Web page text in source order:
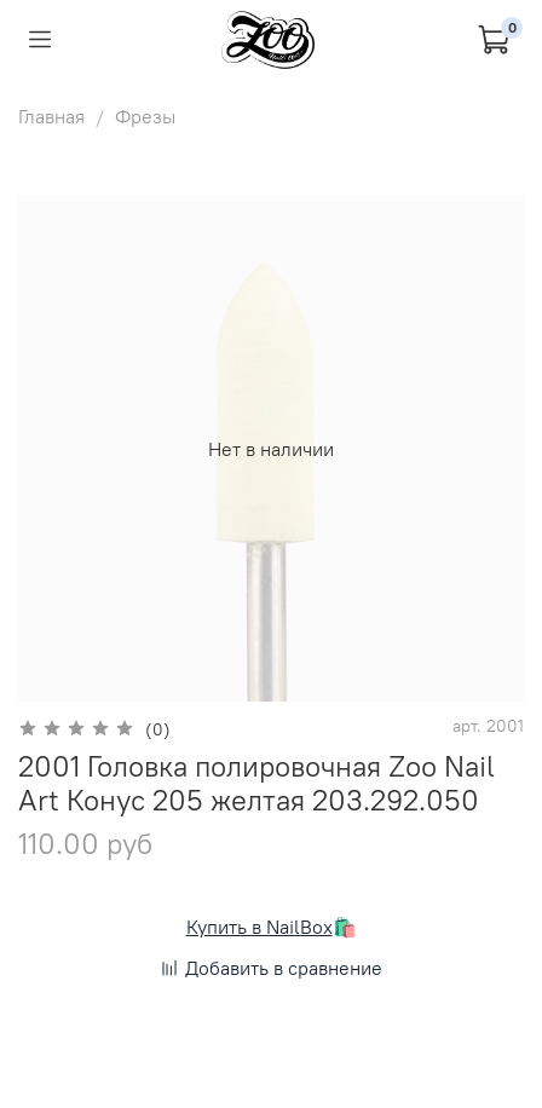
0
Главная Фрезы
Нет в наличии
(0) арт. 2001
2001 Головка полировочная Zoo Nail
Art Конус 205 желтая 203.292.050
110.00 руб
Купить в NailBox🛍️
Добавить в сравнение